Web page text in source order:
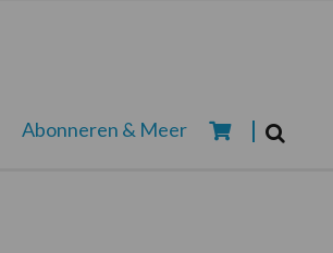
Abonneren & Meer